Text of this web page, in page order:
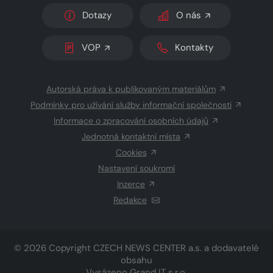
Dotazy O nás
VOP Kontakty
Autorská práva k publikovaným materiálům
Podmínky pro užívání služby informační společnosti
Informace o zpracování osobních údajů
Jednotná kontaktní místa
Cookies
Nastavení soukromí
Inzerce
Redakce
© 2026 Copyright CZECH NEWS CENTER a.s. a dodavatelé
obsahu